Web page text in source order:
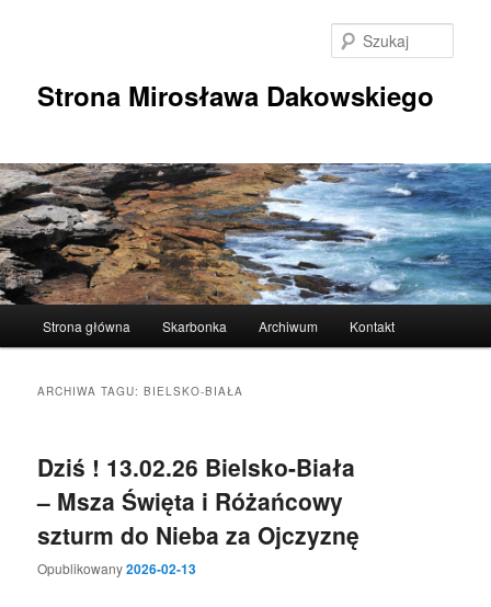
Strona Mirosława Dakowskiego
Strona główna Skarbonka Archiwum Kontakt
ARCHIWA TAGU:BIELSKO-BIAŁA
Dziś ! 13.02.26 Bielsko-Biała
– Msza Święta i Różańcowy
szturm do Nieba za Ojczyznę
Opublikowany2026-02-13